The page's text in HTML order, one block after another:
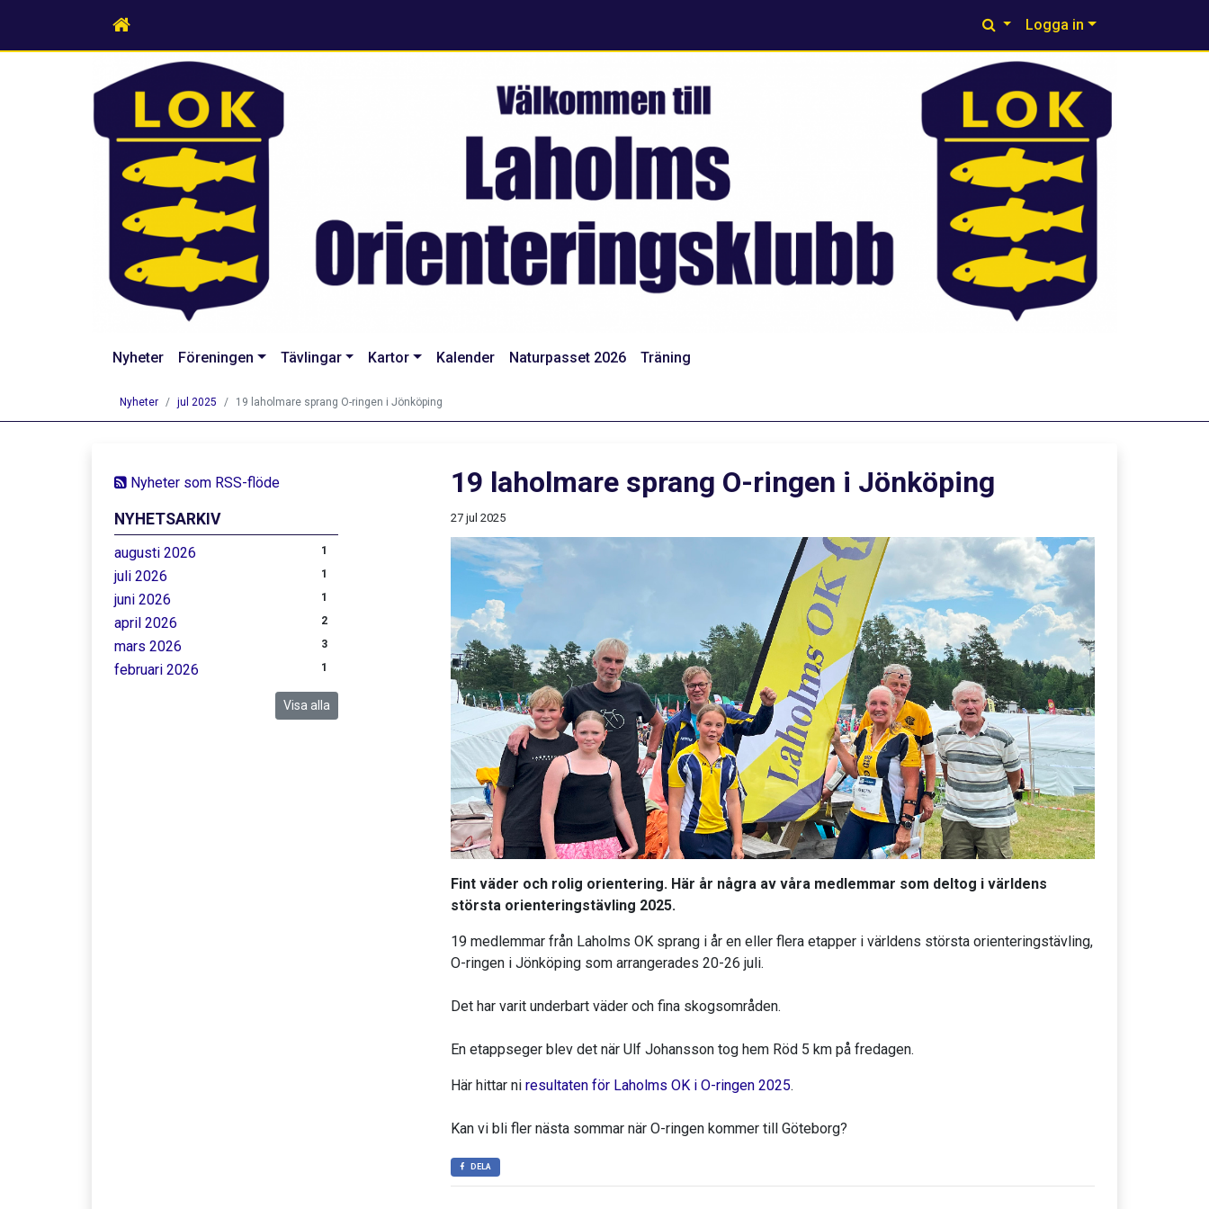
Logga in
Nyheter Föreningen Tävlingar Kartor Kalender Naturpasset 2026 Träning
Nyheter jul 2025 19 laholmare sprang O-ringen i Jönköping
Nyheter som RSS-flöde
NYHETSARKIV
augusti 2026 1
juli 2026 1
juni 2026 1
april 2026 2
mars 2026 3
februari 2026 1
Visa alla
19 laholmare sprang O-ringen i Jönköping
27 jul 2025
Fint väder och rolig orientering. Här år några av våra medlemmar som deltog i världens
största orienteringstävling 2025.
19 medlemmar från Laholms OK sprang i år en eller flera etapper i världens största orienteringstävling,
O-ringen i Jönköping som arrangerades 20-26 juli.
Det har varit underbart väder och fina skogsområden.
En etappseger blev det när Ulf Johansson tog hem Röd 5 km på fredagen.
Här hittar ni resultaten för Laholms OK i O-ringen 2025.
Kan vi bli fler nästa sommar när O-ringen kommer till Göteborg?
DELA